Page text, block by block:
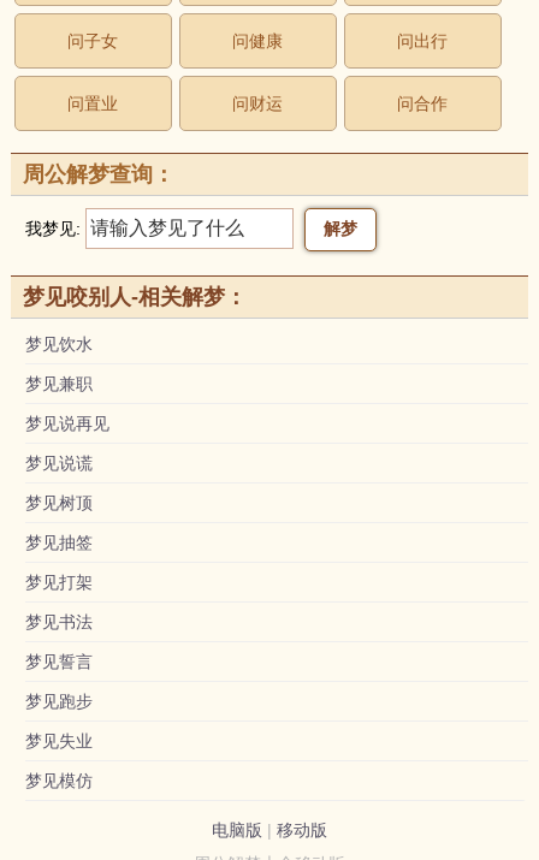
问子女 问健康 问出行
问置业 问财运 问合作
周公解梦查询：
我梦见:
梦见咬别人-相关解梦：
梦见饮水
梦见兼职
梦见说再见
梦见说谎
梦见树顶
梦见抽签
梦见打架
梦见书法
梦见誓言
梦见跑步
梦见失业
梦见模仿
电脑版 | 移动版